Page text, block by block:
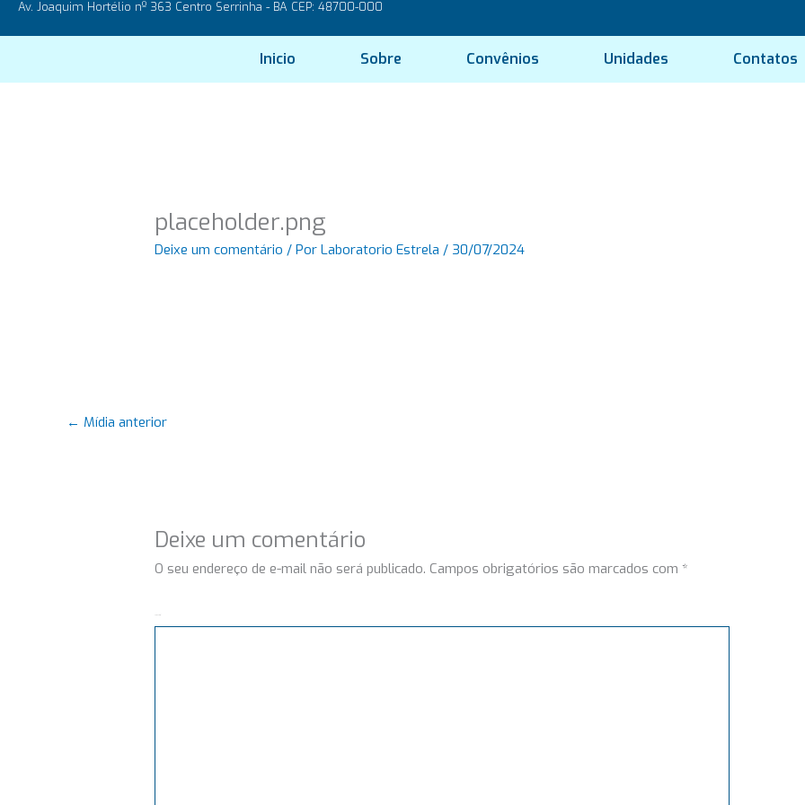
para
Av. Joaquim Hortélio nº 363 Centro Serrinha - BA CEP: 48700-000
Inicio Sobre Convênios Unidades Contatos
placeholder.png
Deixe um comentário / PorLaboratorio Estrela/ 30/07/2024
← Mídia anterior
Deixe um comentário
O seu endereço de e-mail não será publicado. Campos obrigatórios são marcados com *